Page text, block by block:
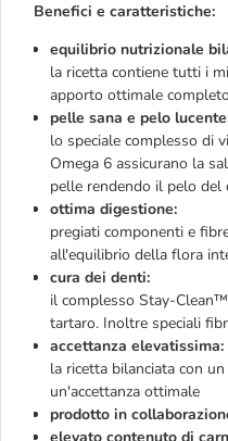
Benefici e caratteristiche:
equilibrio nutrizionale
la ricetta contiene tutti i
apporto ottimale
pelle sana e pelo
lo speciale complesso di
Omega 6 assicurano la
pelle rendendo il pelo del
ottima digestione:
pregiati componenti e
all'equilibrio della flora
cura dei denti:
il complesso Stay-
tartaro. Inoltre speciali
accettanza elevatissima:
la ricetta bilanciata con
un'accettanza ottimale
prodotto in